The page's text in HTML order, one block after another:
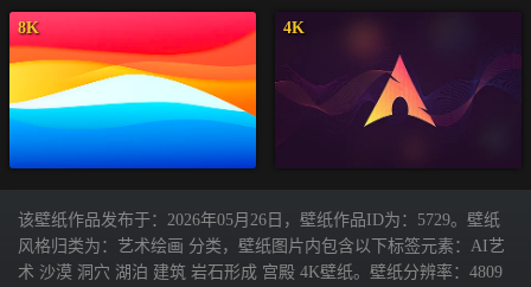
8K 4K
该壁纸作品发布于：2026年05月26日，壁纸作品ID为：5729。壁纸
风格归类为：艺术绘画 分类，壁纸图片内包含以下标签元素：AI艺
术 沙漠 洞穴 湖泊 建筑 岩石形成 宫殿 4K壁纸。壁纸分辨率：4809